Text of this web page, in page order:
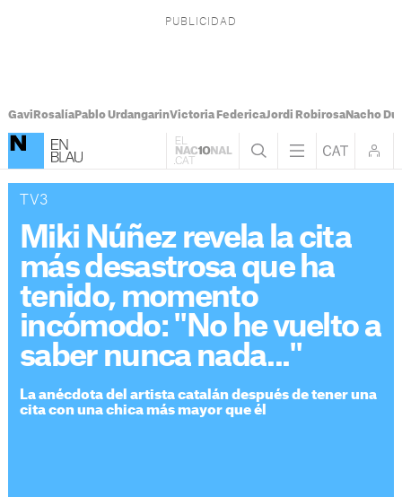
Gavi RosalíaPablo UrdangarinVictoria FedericaJordi RobirosaNacho
TV3
Miki Núñez revela la cita
más desastrosa que ha
tenido, momento
incómodo: "No he vuelto a
saber nunca nada..."
La anécdota del artista catalán después de tener una
cita con una chica más mayor que él